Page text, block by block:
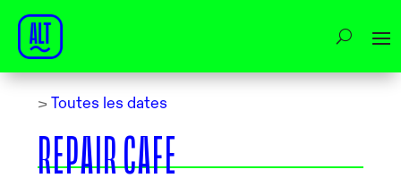
> Toutes les dates
REPAIR CAFE